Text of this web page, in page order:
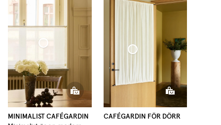
Minimalist Tunn Linne
MINIMALIST CAFÉGARDIN
Cafégardin Dörr Vävd Linne
CAFÉGARDIN FÖR DÖRR